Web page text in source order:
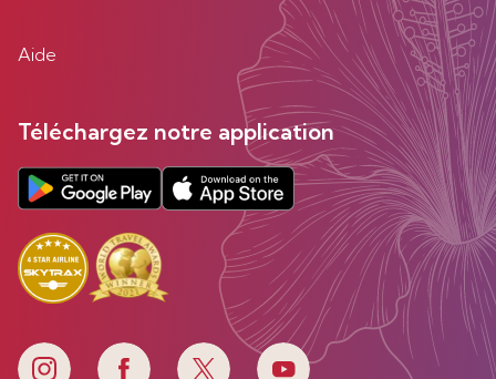
Aide
Téléchargez notre application